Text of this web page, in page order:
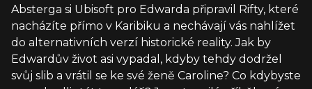
Absterga si Ubisoft pro Edwarda připravil Rifty, které
nacházíte přímo v Karibiku a nechávají vás nahlížet
do alternativních verzí historické reality. Jak by
Edwardův život asi vypadal, kdyby tehdy dodržel
svůj slib a vrátil se ke své ženě Caroline? Co kdybyste